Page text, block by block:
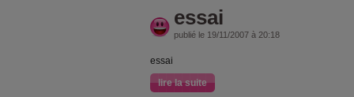
essai
publié le 19/11/2007 à 20:18
essai
lire la suite